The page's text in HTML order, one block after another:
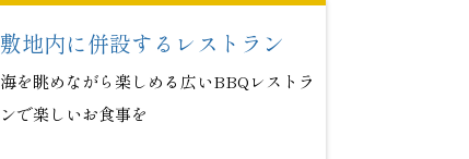
敷地内に併設するレストラン
海を眺めながら楽しめる広いBBQレストラ
ンで楽しいお食事を